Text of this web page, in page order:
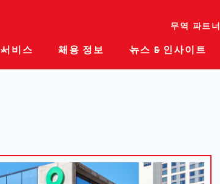
무역 파트너
서비스 채용 정보 뉴스 & 인사이트